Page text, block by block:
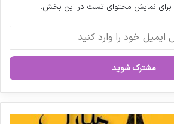
نمایش محتوای تست در این بخش.